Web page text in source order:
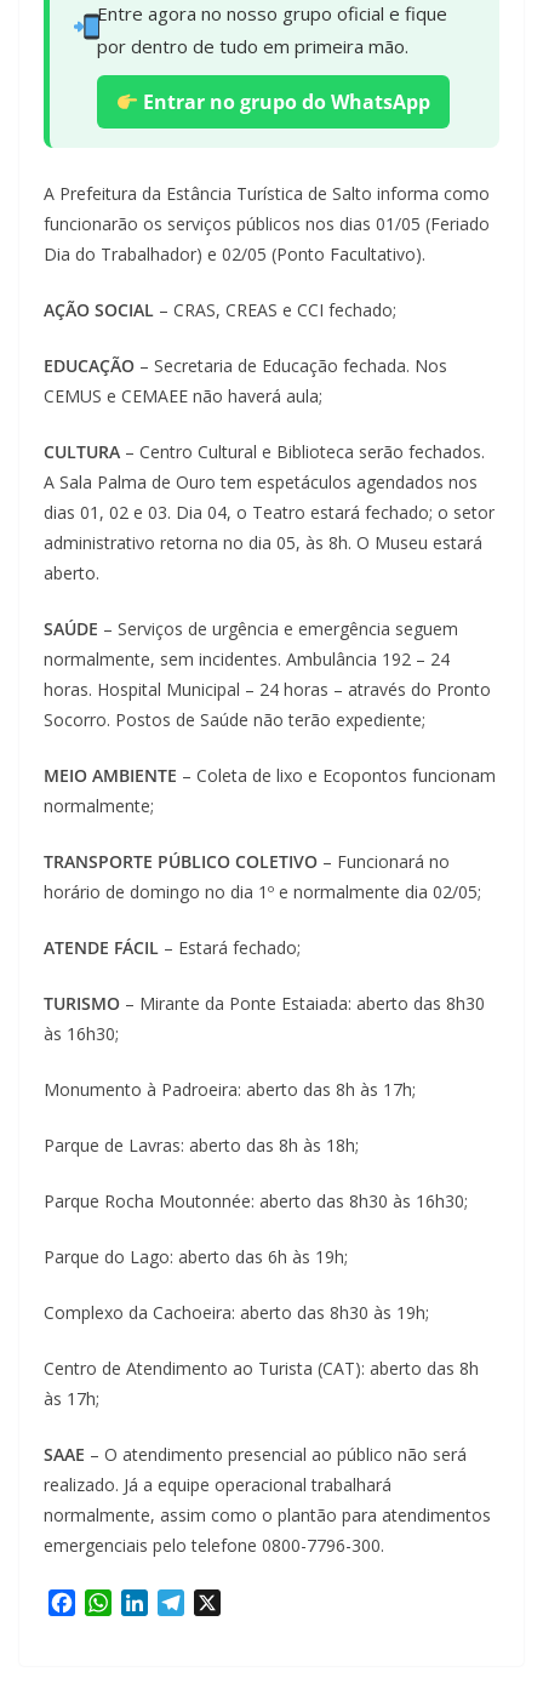
Entre agora no nosso grupo oficial e fique
por dentro de tudo em primeira mão.
Entrar no grupo do WhatsApp
A Prefeitura da Estância Turística de Salto informa como
funcionarão os serviços públicos nos dias 01/05 (Feriado
Dia do Trabalhador) e 02/05 (Ponto Facultativo).
AÇÃO SOCIAL – CRAS, CREAS e CCI fechado;
EDUCAÇÃO – Secretaria de Educação fechada. Nos
CEMUS e CEMAEE não haverá aula;
CULTURA – Centro Cultural e Biblioteca serão fechados.
A Sala Palma de Ouro tem espetáculos agendados nos
dias 01, 02 e 03. Dia 04, o Teatro estará fechado; o setor
administrativo retorna no dia 05, às 8h. O Museu estará
aberto.
SAÚDE – Serviços de urgência e emergência seguem
normalmente, sem incidentes. Ambulância 192 – 24
horas. Hospital Municipal – 24 horas – através do Pronto
Socorro. Postos de Saúde não terão expediente;
MEIO AMBIENTE – Coleta de lixo e Ecopontos funcionam
normalmente;
TRANSPORTE PÚBLICO COLETIVO – Funcionará no
horário de domingo no dia 1º e normalmente dia 02/05;
ATENDE FÁCIL – Estará fechado;
TURISMO – Mirante da Ponte Estaiada: aberto das 8h30
às 16h30;
Monumento à Padroeira: aberto das 8h às 17h;
Parque de Lavras: aberto das 8h às 18h;
Parque Rocha Moutonnée: aberto das 8h30 às 16h30;
Parque do Lago: aberto das 6h às 19h;
Complexo da Cachoeira: aberto das 8h30 às 19h;
Centro de Atendimento ao Turista (CAT): aberto das 8h
às 17h;
SAAE – O atendimento presencial ao público não será
realizado. Já a equipe operacional trabalhará
normalmente, assim como o plantão para atendimentos
emergenciais pelo telefone 0800-7796-300.
W